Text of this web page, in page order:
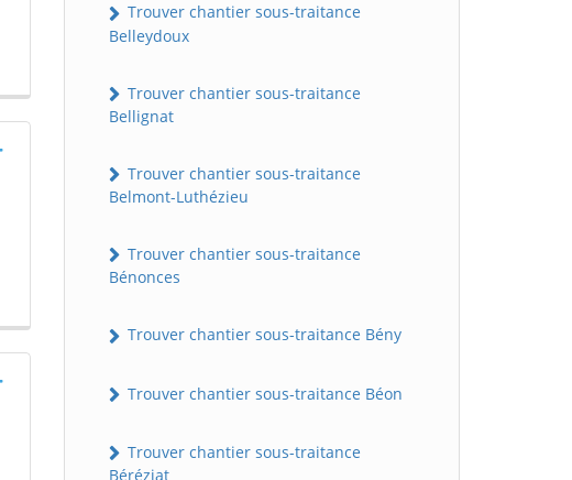
Trouver chantier sous-traitance
Belleydoux
Trouver chantier sous-traitance
Bellignat
Trouver chantier sous-traitance
Belmont-Luthézieu
Trouver chantier sous-traitance
Bénonces
Trouver chantier sous-traitance Bény
Trouver chantier sous-traitance Béon
Trouver chantier sous-traitance
Béréziat